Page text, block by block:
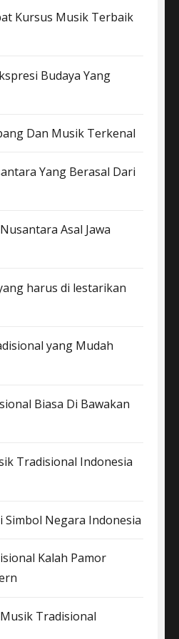
Kursus Musik Terbaik
Budaya Yang
Dan Musik Terkenal
Yang Berasal Dari
Asal Jawa
harus di lestarikan
yang Mudah
Biasa Di Bawakan
Tradisional Indonesia
Simbol Negara Indonesia
Kalah Pamor
Tradisional